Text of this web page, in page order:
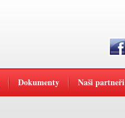
Dokumenty Naši partneři